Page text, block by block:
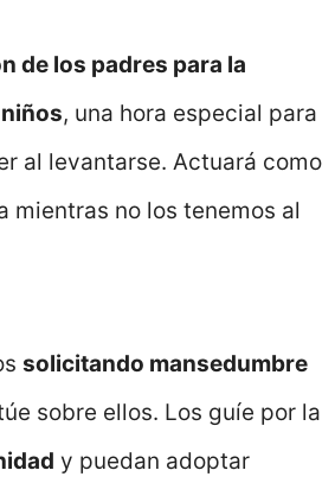
de los padres para la
, una hora especial para
al levantarse. Actuará como
mientras no los tenemos al
solicitando mansedumbre
sobre ellos. Los guíe por la
y puedan adoptar